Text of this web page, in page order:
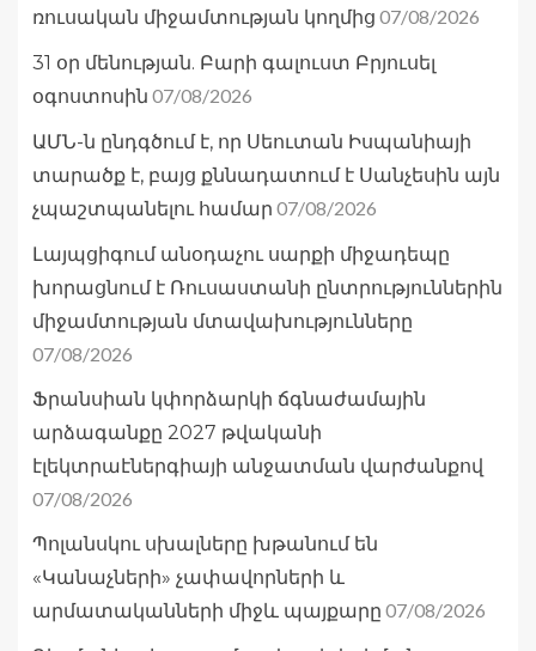
ռուսական միջամտության կողմից 07/08/2026
31 օր մենության. Բարի գալուստ Բրյուսել
օգոստոսին 07/08/2026
ԱՄՆ-ն ընդգծում է, որ Սեուտան Իսպանիայի
տարածք է, բայց քննադատում է Սանչեսին այն
չպաշտպանելու համար 07/08/2026
Լայպցիգում անօդաչու սարքի միջադեպը
խորացնում է Ռուսաստանի ընտրություններին
միջամտության մտավախությունները
07/08/2026
Ֆրանսիան կփորձարկի ճգնաժամային
արձագանքը 2027 թվականի
էլեկտրաէներգիայի անջատման վարժանքով
07/08/2026
Պոլանսկու սխալները խթանում են
«Կանաչների» չափավորների և
արմատականների միջև պայքարը 07/08/2026